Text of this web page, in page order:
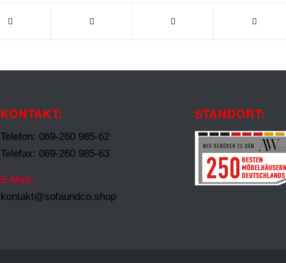
KONTAKT:
Telefon: 069-260 985-62
Telefax: 069-260 985-63
E-Mail:
kontakt@sofaundco.shop
STANDORT: